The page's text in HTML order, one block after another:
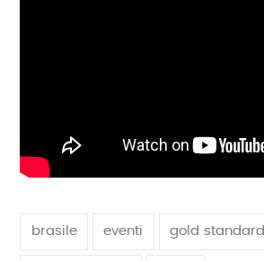
brasile eventi gold standard